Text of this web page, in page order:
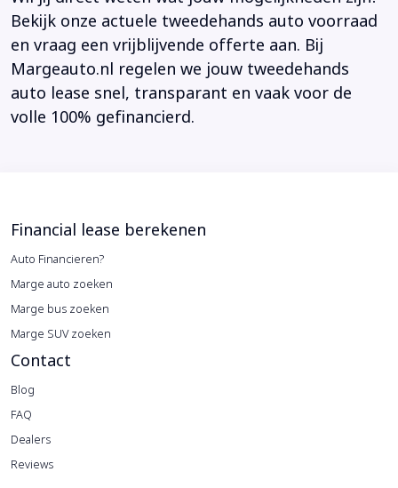
Bekijk onze actuele tweedehands auto voorraad
en vraag een vrijblijvende offerte aan. Bij
Margeauto.nl regelen we jouw tweedehands
auto lease snel, transparant en vaak voor de
volle 100% gefinancierd.
Financial lease berekenen
Auto Financieren?
Marge auto zoeken
Marge bus zoeken
Marge SUV zoeken
Contact
Blog
FAQ
Dealers
Reviews